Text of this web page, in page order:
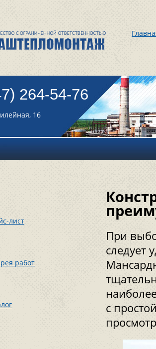
264-54-76
16
лист
работ
При
следует
с